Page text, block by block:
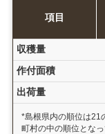
項目
収穫量
作付面積
出荷量
*島根県内の順位は21
町村の中の順位となっ